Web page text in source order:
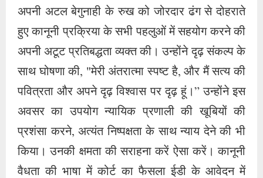
किया। उनकी क्षमता की सराहना करें ऐसा करें। कानूनी
वैधता की भाषा में कोर्ट का फैसला ईडी के आवेदन में
योग्यता की कमी को स्पष्ट रूप से दर्शाता है। इसलिए इसे
खारिज किया गया है। यह आदेश कोर्ट के इतिहास के
अंतर्गत है। हीरा ग्रुप डॉ. नौहेरा शेख के दृष्टिकोण के
तहत अपने व्यापारिक व्यवहार में ईमानदारी और पारदर्शिता
की नैतिकता को कायम रखता है। यह कंपनी का कर्तव्य है
कि वह अपने सम्मानित निवेशकों के हितों और विश्वास की
रक्षा करे। डॉ. नौहेरा शेख ने अपने उत्कृष्ट दृढ़ संकल्प के